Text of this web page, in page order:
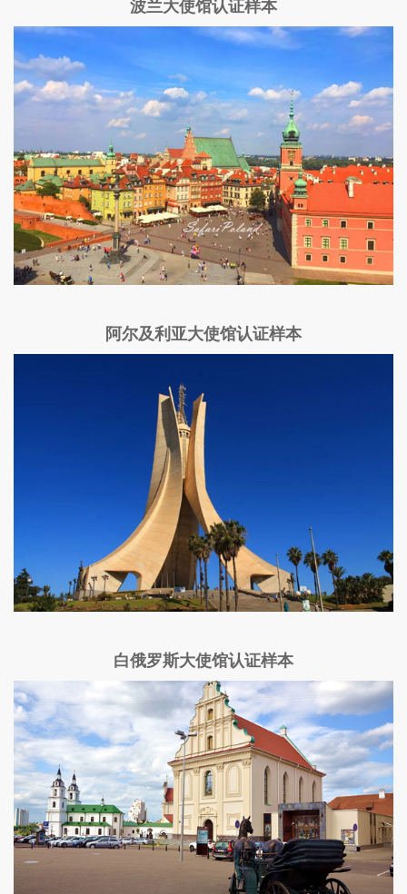
波兰大使馆认证样本
阿尔及利亚大使馆认证样本
白俄罗斯大使馆认证样本